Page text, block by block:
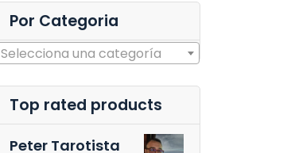
Por Categoria
Selecciona una categoría
Top rated products
Peter Tarotista